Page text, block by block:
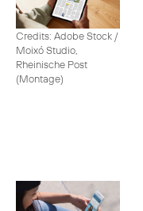
Credits: Adobe Stock /
Moixó Studio,
Rheinische Post
(Montage)